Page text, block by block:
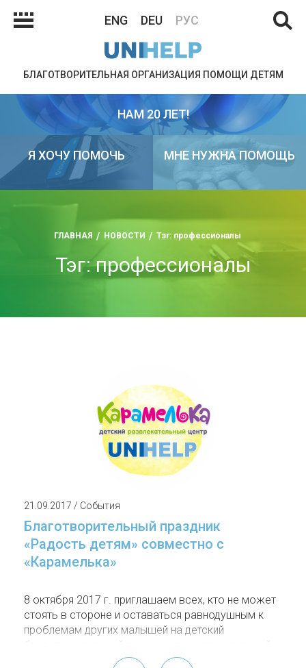
ENG DEU РУС
БЛАГОТВОРИТЕЛЬНАЯ ОРГАНИЗАЦИЯ ПОМОЩИ ДЕТЯМ
НАМ 20 ЛЕТ!
Я ХОЧУ ПОМОЧЬ МНЕ НУЖНА ПОМОЩЬ
ГЛАВНАЯ НОВОСТИ Тэг: профессионалы
Тэг: профессионалы
21.09.2017 / События
Благотворительный праздник
«Радость детям» совместно с
«Карамелька»
8 октября 2017 г. приглашаем всех, кто не может
стоять в стороне и оставаться равнодушным к
проблемам других малышей на детский
благотворительный праздник в развлекательный
центр "Карамелька", организованный для